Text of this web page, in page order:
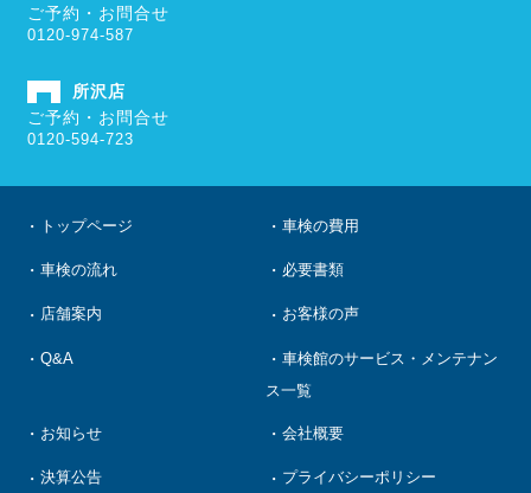
ご予約・お問合せ
0120-974-587
所沢店
ご予約・お問合せ
0120-594-723
トップページ 車検の費用
車検の流れ 必要書類
店舗案内 お客様の声
Q&A
車検館のサービス・メンテナン
ス一覧
お知らせ 会社概要
決算公告 プライバシーポリシー